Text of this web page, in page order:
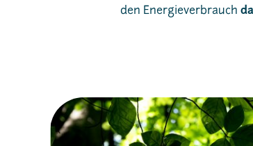
den Energieverbrauch